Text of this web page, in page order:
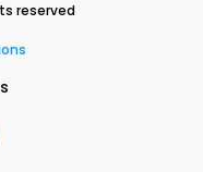
reserved